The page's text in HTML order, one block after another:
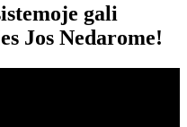
gali
Jos Nedarome!